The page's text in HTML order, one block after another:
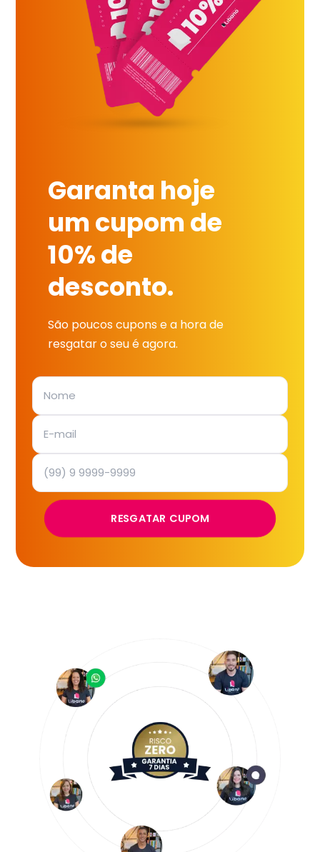
Garanta hoje
um cupom de
10% de
desconto.
São poucos cupons e a hora de
resgatar o seu é agora.
RESGATAR CUPOM